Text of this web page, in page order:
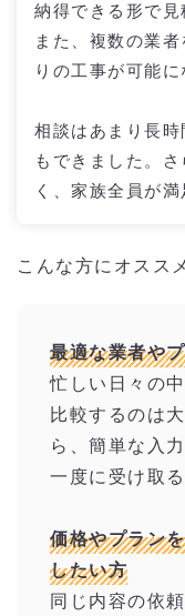
納得できる形で見
また、複数の業
りの工事が可能に
相談はあまり長時
もできました。
く、家族全員が満
こんな方にオスス
最適な業者や
忙しい日々の
比較するのは
ら、簡単な入
一度に受け取
価格やプラン
したい方
同じ内容の依